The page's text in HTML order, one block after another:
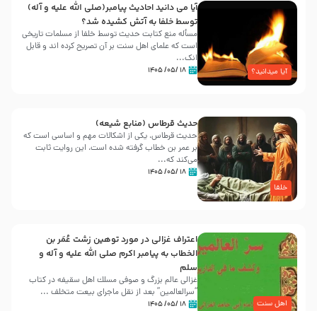
آیا میدانید؟
آیا می دانید احادیث پیامبر(صلی الله علیه و آله)
توسط خلفا به آتش کشیده شد؟
مسأله منع کتابت حدیث توسط خلفا از مسلمات تاریخی
است که علمای اهل سنت بر آن تصریح کرده اند و قابل
انک...
۱۸ /۰۵/ ۱۴۰۵
خلفا
حدیث قرطاس (منابع شیعه)
حدیث قرطاس، یکی از اشکالات مهم و اساسی است که
بر عمر بن خطاب گرفته شده است، این روایت ثابت
می‌کند که...
۱۸ /۰۵/ ۱۴۰۵
اهل سنت
اعتراف غزالی در مورد توهین زشت عُمَر بن
الخطاب به پیامبر اکرم صلی الله علیه و آله و
سلم
غزالی عالم بزرگ و صوفی مسلك اهل سقيفه در کتاب
“سرالعالمین” بعد از نقل ماجرای بیعت متخلف ...
۱۸ /۰۵/ ۱۴۰۵